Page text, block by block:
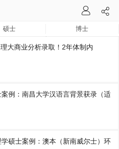
硕士 博士
大商业分析录取！2年体制内
例：南昌大学汉语言背景获录（适
硕士案例：澳本（新南威尔士）环